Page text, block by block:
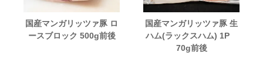
国産マンガリッツァ豚 ロ
ースブロック 500g前後
国産マンガリッツァ豚 生
ハム(ラックスハム) 1P
70g前後